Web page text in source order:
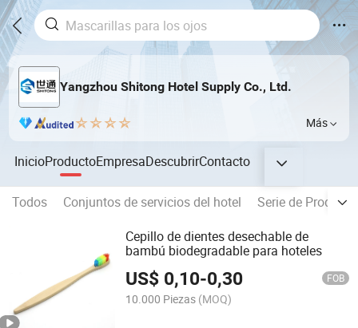
Yangzhou Shitong Hotel Supply Co., Ltd.
Más
InicioProductoEmpresaDescubrirContacto
Todos Conjuntos de servicios del hotel
Serie de
Cepillo de dientes desechable de
bambú biodegradable para hoteles
US$ 0,10-0,30 FOB
10.000 Piezas (MOQ)